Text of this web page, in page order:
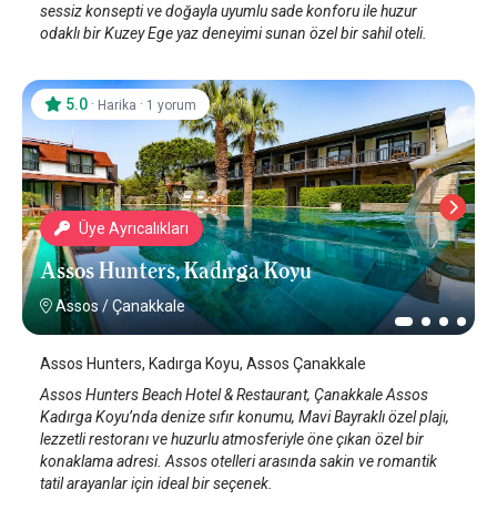
sessiz konsepti ve doğayla uyumlu sade konforu ile huzur
odaklı bir Kuzey Ege yaz deneyimi sunan özel bir sahil oteli.
Üye Ayrıcalıkları
Assos Hunters, Kadırga Koyu
Assos/Çanakkale
5.0 · Harika · 1 yorum
Assos Hunters, Kadırga Koyu, Assos Çanakkale
Assos Hunters Beach Hotel & Restaurant, Çanakkale Assos
Kadırga Koyu’nda denize sıfır konumu, Mavi Bayraklı özel plajı,
lezzetli restoranı ve huzurlu atmosferiyle öne çıkan özel bir
konaklama adresi. Assos otelleri arasında sakin ve romantik
tatil arayanlar için ideal bir seçenek.